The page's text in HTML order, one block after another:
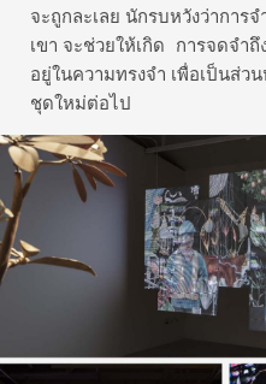
จะถูกละเลย นักรบหวังว่าการ
เขา จะช่วยให้เกิด การจดจำ
อยู่ในความทรงจำ เพื่อเป็นส่ว
ชุดใหม่ต่อไป